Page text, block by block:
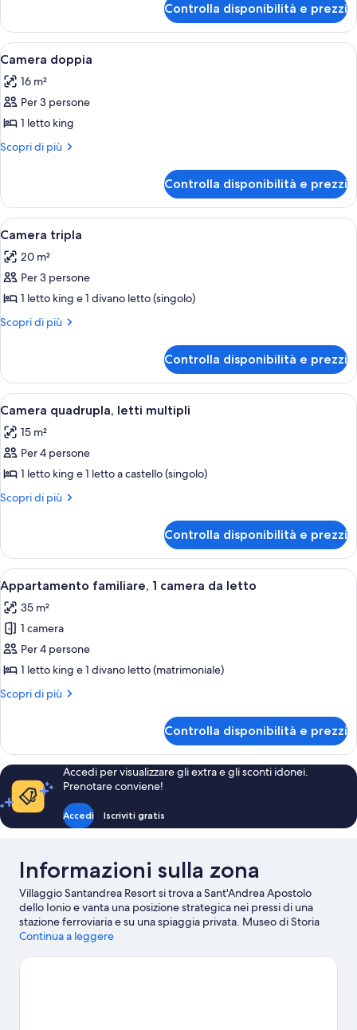
da
letto
Superior,
camere
letto
Controlla disponibilità e prezzi
Apri
tutte
le
foto
per
Camera
Una camera d'albergo con un letto,
1
Camera doppia
16 m²
Per 3 persone
1 letto king
Scopri di più
Altri
doppia
Controlla disponibilità e prezzi
Apri
tutte
le
foto
per
Camera
Una camera da letto con un letto,
2
Camera tripla
20 m²
Per 3 persone
1 letto king e 1 divano letto (singolo)
Scopri di più
Altri
tripla
Controlla disponibilità e prezzi
Apri
tutte
le
foto
per
Camera
multipli
Una camera da letto con un letto,
1
Camera quadrupla, letti multipli
15 m²
Per 4 persone
1 letto king e 1 letto a castello (singolo)
Scopri di più
Altri
quadrupla,
letti
multipli
Controlla disponibilità e prezzi
Apri
tutte
le
foto
per
Appartamento
familiare,
da
letto
Un angolo cottura compatto con
2
Appartamento familiare, 1 camera da letto
35 m²
1 camera
Per 4 persone
1 letto king e 1 divano letto (matrimoniale)
Scopri di più
Altri
familiare,
camera
letto
Controlla disponibilità e prezzi
Accedi per visualizzare gli extra e gli sconti idonei.
Prenotare conviene!
Accedi Iscriviti gratis
Informazioni sulla zona
Villaggio Santandrea Resort si trova a Sant'Andrea Apostolo
dello Ionio e vanta una posizione strategica nei pressi di una
stazione ferroviaria e su una spiaggia privata. Museo di Storia
Naturale e Museo Della Certosa sono due delle principali
due tappe fondamentali sono Porto turistico di Badolato e Parco
Continua a leggere